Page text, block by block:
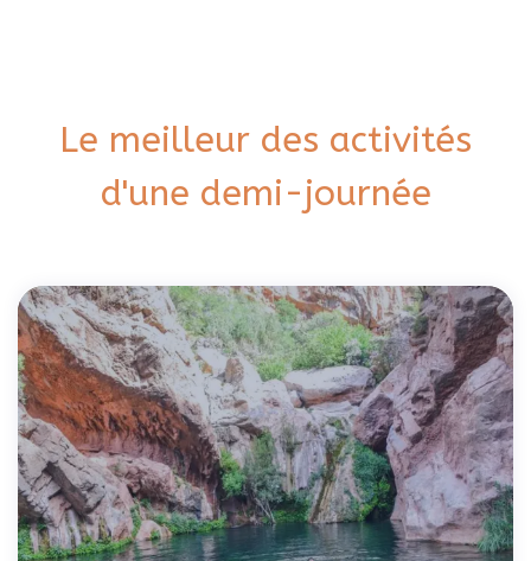
Le meilleur des activités
d'une demi-journée